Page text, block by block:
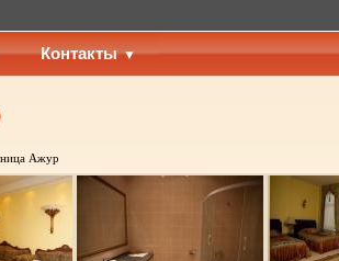
Контакты
Ажур